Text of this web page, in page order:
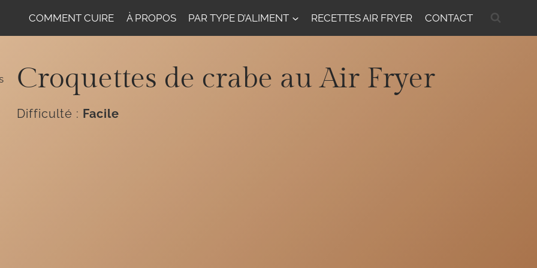
COMMENT CUIRE À PROPOS PAR TYPE D’ALIMENT RECETTES AIR FRYER CONTACT
Croquettes de crabe au Air Fryer
Difficulté : Facile